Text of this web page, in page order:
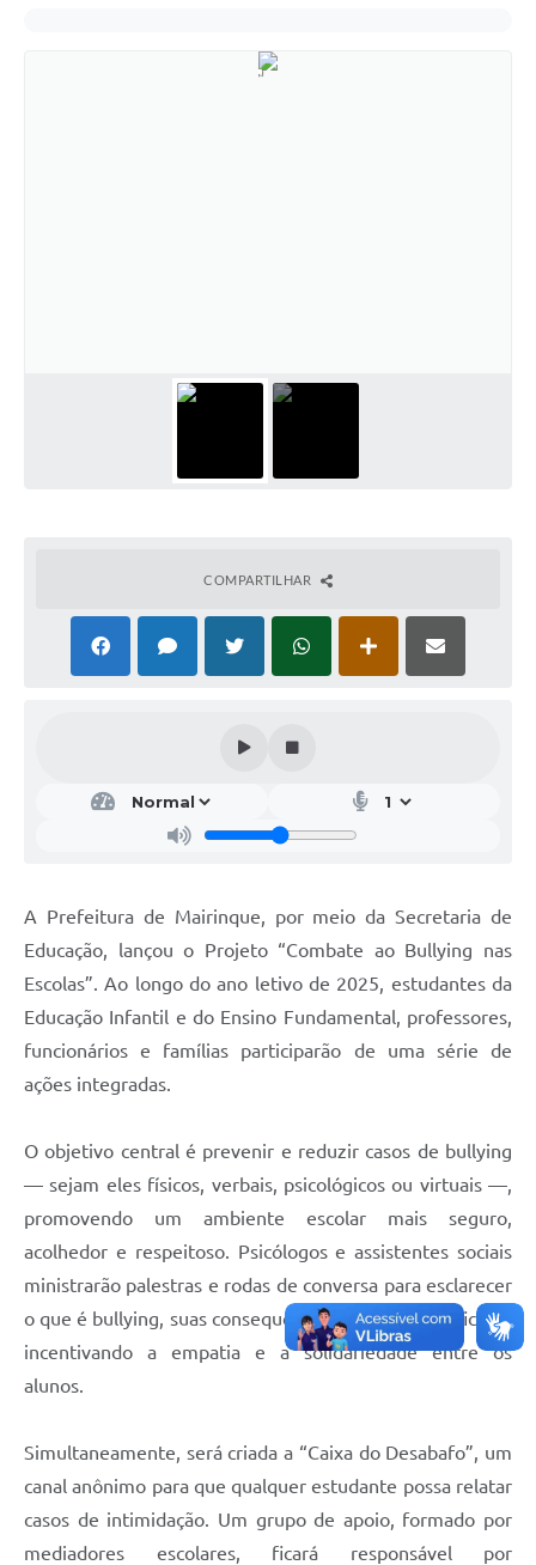
COMPARTILHAR
A Prefeitura de Mairinque, por meio da Secretaria de
Educação, lançou o Projeto “Combate ao Bullying nas
Escolas”. Ao longo do ano letivo de 2025, estudantes da
Educação Infantil e do Ensino Fundamental, professores,
funcionários e famílias participarão de uma série de
ações integradas.
O objetivo central é prevenir e reduzir casos de bullying
— sejam eles físicos, verbais, psicológicos ou virtuais —,
promovendo um ambiente escolar mais seguro,
acolhedor e respeitoso. Psicólogos e assistentes sociais
ministrarão palestras e rodas de conversa para esclarecer
o que é bullying, suas consequências e como identificá-lo,
incentivando a empatia e a solidariedade entre os
alunos.
Simultaneamente, será criada a “Caixa do Desabafo”, um
canal anônimo para que qualquer estudante possa relatar
casos de intimidação. Um grupo de apoio, formado por
mediadores escolares, ficará responsável por